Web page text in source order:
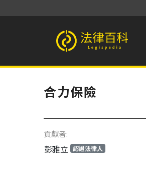
法律百科 Legispedia
合力保險
貢獻者:
彭雅立 認證法律人